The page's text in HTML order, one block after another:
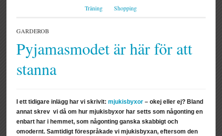
Träning
Shopping
GARDEROB
Pyjamasmodet är här för att
stanna
I ett tidigare inlägg har vi skrivit:mjukisbyxor – okej eller ej? Bland
annat skrev vi då om hur mjukisbyxor har setts som någonting en
enbart har i hemmet, som någonting ganska skabbigt och
omodernt. Samtidigt förespråkade vi mjukisbyxan, eftersom den